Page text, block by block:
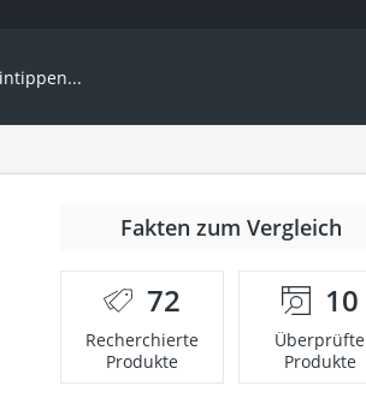
Fakten zum Vergleich
72
Recherchierte
Produkte
10
Überprüfte
Produkte